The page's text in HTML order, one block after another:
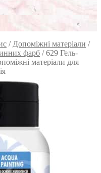
/ Допоміжні матеріали /
фарб /629 Гель-
матеріали для